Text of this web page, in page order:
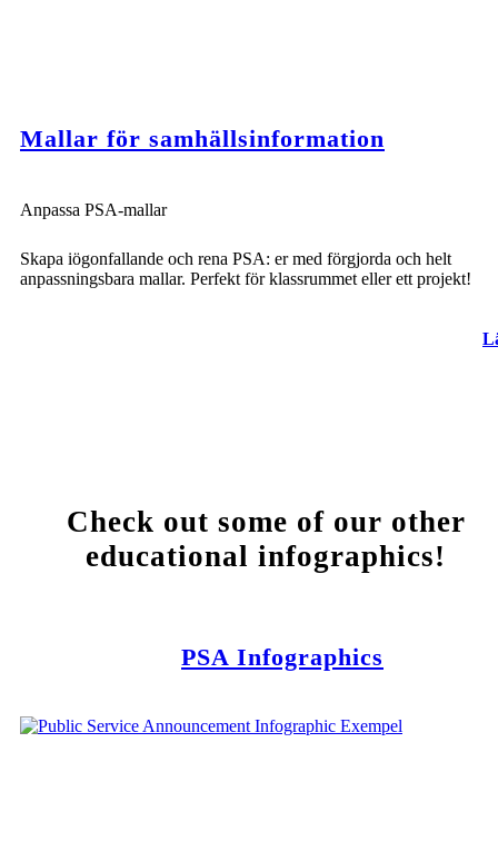
Mallar för samhällsinformation
Anpassa PSA-mallar
Skapa iögonfallande och rena PSA: er med förgjorda och helt
anpassningsbara mallar. Perfekt för klassrummet eller ett projekt!
Check out some of our other
educational infographics!
PSA Infographics